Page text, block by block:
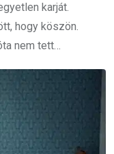
karját.
hogy köszön.
nem tett…